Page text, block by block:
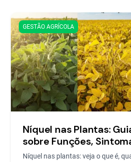
GESTÃO AGRÍCOLA
Níquel nas Plantas:
sobre Funções,
Níquel nas plantas: veja o que é,